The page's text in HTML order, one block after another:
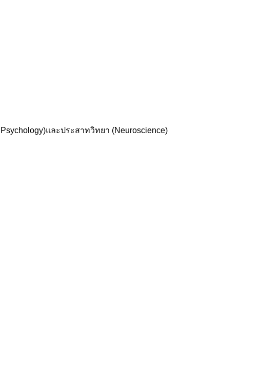
และประสาทวิทยา (Neuroscience)